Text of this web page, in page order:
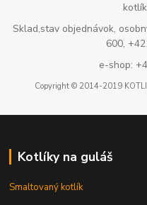
Sklad,stav objednávok,
600,
e-shop:
Copyright © 2014-2019
Kotlíky na guláš
Smaltovaný kotlík